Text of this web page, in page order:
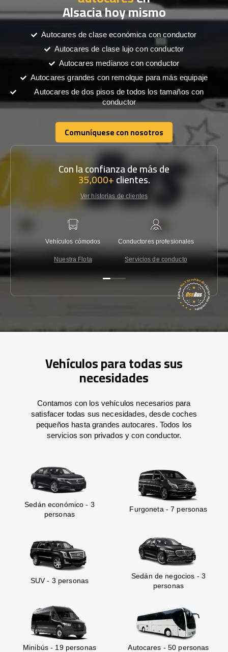
Alsacia hoy mismo
Autocares de clase económica con conductor
Autocares de clase lujo con conductor
Autocares medianos con conductor
Autocares grandes con remolque para más equipaje
Autocares de dos pisos de todos los tamaños con
conductor
Comuníquese con nosotros
Comuníquese con nosotros
Con la confianza de más de
35,000+clientes.
Ver historias de clientes
Vehículos cómodos
Nuestra Flota
Conductores profesionales
Servicios de conducto
Vehículos para todas sus
necesidades
Contamos con los vehículos necesarios para
satisfacer todas sus necesidades, desde coches
pequeños hasta grandes autocares. Todos los
servicios son privados y con conductor.
Sedán económico - 3
personas
Furgoneta - 7 personas
SUV - 3 personas
Sedán de negocios - 3
personas
Minibús - 19 personas Autocares - 50 personas